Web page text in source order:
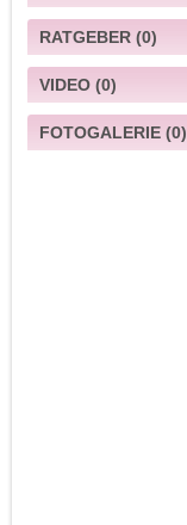
RATGEBER(0)
VIDEO(0)
FOTOGALERIE(0)